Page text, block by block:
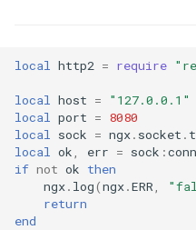
brotli
cache-purge
captcha
session:frame_queue
session:flush_queue
session:submit_request
local http2 = require
local host =
"127.0.0.1"
local
port = 8080
local
sock = ngx. socket .
local
ok err = sock :
if not ok then
ngx. log(ngx.ERR
return
end